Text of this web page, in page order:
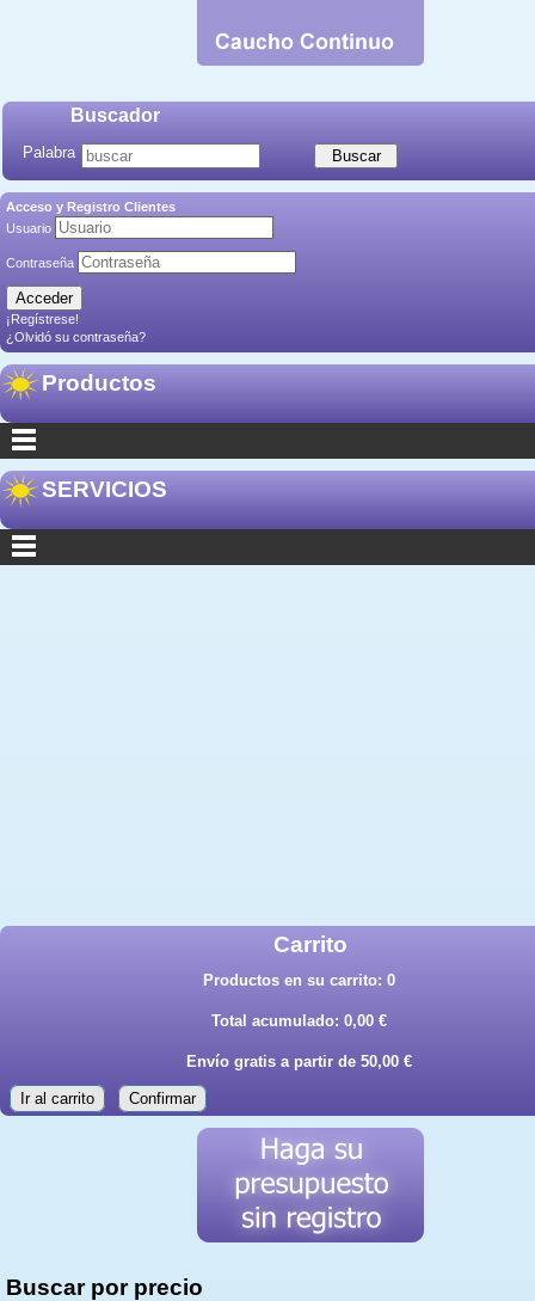
Buscador
Palabra
Acceso y Registro Clientes
Usuario
Contraseña
¡Regístrese!
¿Olvidó su contraseña?
Productos
SERVICIOS
Carrito
Productos en su carrito: 0
Total acumulado: 0,00 €
Envío gratis a partir de 50,00 €
Ir al carrito Confirmar
Buscar por precio